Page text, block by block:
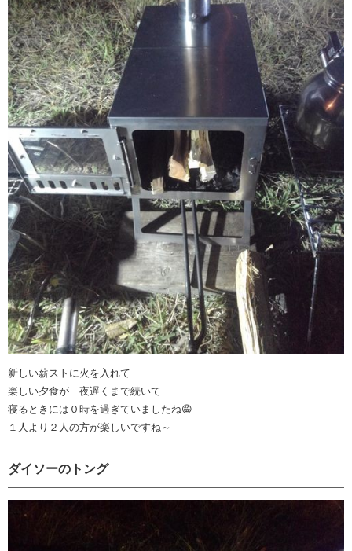
新しい薪ストに火を入れて
楽しい夕食が 夜遅くまで続いて
寝るときには０時を過ぎていましたね😁
１人より２人の方が楽しいですね～
ダイソーのトング